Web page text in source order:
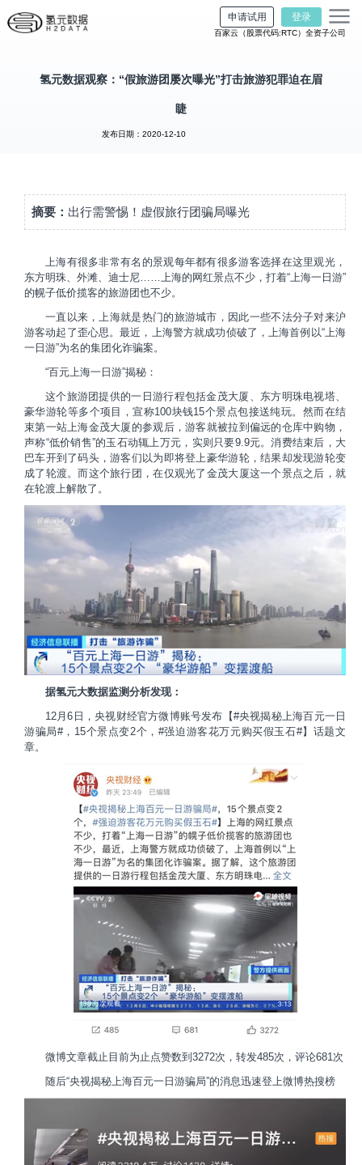
申请试用 登录
百家云（股票代码:RTC）全资子公司
氢元数据观察：“假旅游团屡次曝光”打击旅游犯罪迫在眉
睫
发布日期：2020-12-10
摘要： 出行需警惕！虚假旅行团骗局曝光
上海有很多非常有名的景观每年都有很多游客选择在这里观光，
东方明珠、外滩、迪士尼……上海的网红景点不少，打着“上海一日游”
的幌子低价揽客的旅游团也不少。
一直以来，上海就是热门的旅游城市，因此一些不法分子对来沪
游客动起了歪心思。最近，上海警方就成功侦破了，上海首例以“上海
一日游”为名的集团化诈骗案。
“百元上海一日游”揭秘：
这个旅游团提供的一日游行程包括金茂大厦、东方明珠电视塔、
豪华游轮等多个项目，宣称100块钱15个景点包接送纯玩。然而在结
束第一站上海金茂大厦的参观后，游客就被拉到偏远的仓库中购物，
声称“低价销售”的玉石动辄上万元，实则只要9.9元。消费结束后，大
巴车开到了码头，游客们以为即将登上豪华游轮，结果却发现游轮变
成了轮渡。而这个旅行团，在仅观光了金茂大厦这一个景点之后，就
在轮渡上解散了。
据氢元大数据监测分析发现：
12月6日，央视财经官方微博账号发布【#央视揭秘上海百元一日
游骗局#，15个景点变2个，#强迫游客花万元购买假玉石#】话题文
章。
微博文章截止目前为止点赞数到3272次，转发485次，评论681次
随后“央视揭秘上海百元一日游骗局”的消息迅速登上微博热搜榜